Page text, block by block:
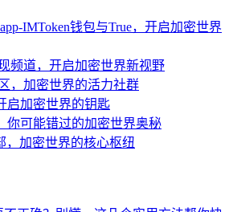
IMToken钱包与True，开启加密世界
频道，开启加密世界新视野
，加密世界的活力社群
启加密世界的钥匙
你可能错过的加密世界奥秘
，加密世界的核心枢纽